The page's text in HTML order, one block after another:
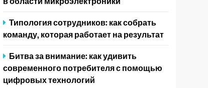
Типология сотрудников: как собрать
команду, которая работает на результат
Битва за внимание: как удивить
современного потребителя с помощью
цифровых технологий